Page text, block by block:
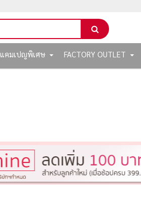
แคมเปญพิเศษ FACTORY OUTLET